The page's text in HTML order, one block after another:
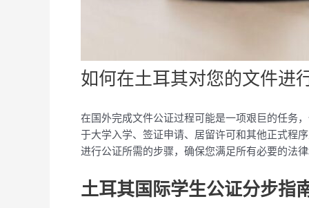
如何在土耳其对您的文件进
在国外完成文件公证过程可能是一项艰巨的任务
于大学入学、签证申请、居留许可和其他正式程
进行公证所需的步骤，确保您满足所有必要的法
土耳其国际学生公证分步指